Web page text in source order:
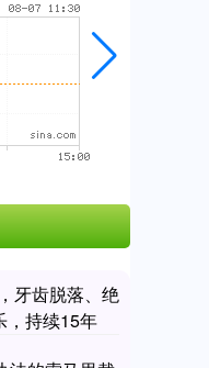
牙齿脱落、绝
，持续15年